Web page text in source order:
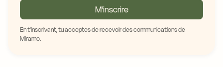
M'inscrire
En t'inscrivant, tu acceptes de recevoir des communications de
Miramo.